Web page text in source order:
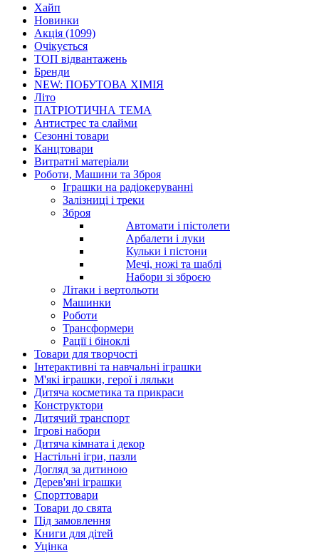
Хайп
Новинки
Акція (1099)
Очікується
ТОП відвантажень
Бренди
NEW: ПОБУТОВА ХІМІЯ
Літо
ПАТРІОТИЧНА ТЕМА
Антистрес та слайми
Сезонні товари
Канцтовари
Витратні матеріали
Роботи, Машини та Зброя
Іграшки на радіокеруванні
Залізниці і треки
Зброя
Автомати і пістолети
Арбалети і луки
Кульки і пістони
Мечі, ножі та шаблі
Набори зі зброєю
Літаки і вертольоти
Машинки
Роботи
Трансформери
Рації і біноклі
Товари для творчості
Інтерактивні та навчальні іграшки
М'які іграшки, герої і ляльки
Дитяча косметика та прикраси
Конструктори
Дитячий транспорт
Ігрові набори
Дитяча кімната і декор
Настільні ігри, пазли
Догляд за дитиною
Дерев'яні іграшки
Спорттовари
Товари до свята
Під замовлення
Книги для дітей
Уцінка